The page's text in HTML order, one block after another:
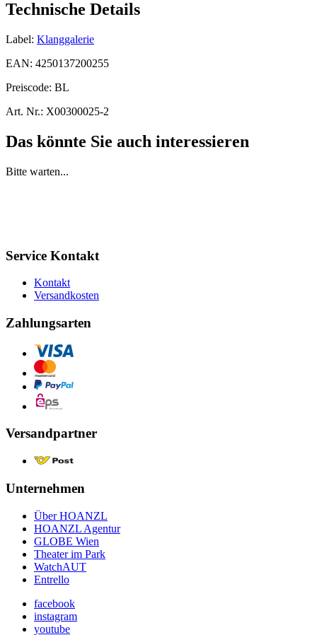
Technische Details
Label: Klanggalerie
EAN: 4250137200255
Preiscode: BL
Art. Nr.: X00300025-2
Das könnte Sie auch interessieren
Bitte warten...
Service Kontakt
Kontakt
Versandkosten
Zahlungsarten
Versandpartner
Unternehmen
Über HOANZL
HOANZL Agentur
GLOBE Wien
Theater im Park
WatchAUT
Entrello
facebook
instagram
youtube